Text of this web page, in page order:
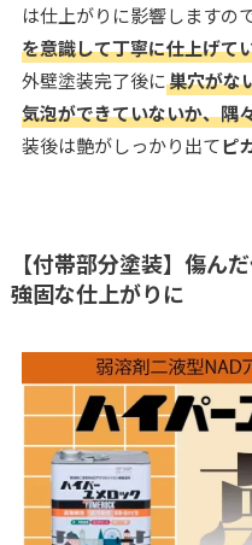
は仕上がりに影響しますので
を意識して丁寧に仕上げて
外壁塗装完了後に巣穴がな
気泡ができていないか、隅
装後は艶がしっかり出てピ
【付帯部分塗装】傷ん
強固な仕上がりに